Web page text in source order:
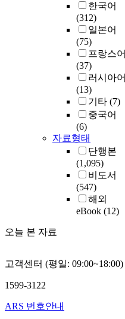
한국어
(312)
일본어
(75)
프랑스어
(37)
러시아어
(13)
기타 (7)
중국어
(6)
자료형태
단행본
(1,095)
비도서
(547)
해외
eBook (12)
오늘 본 자료
고객센터 (평일: 09:00~18:00)
1599-3122
ARS 번호안내